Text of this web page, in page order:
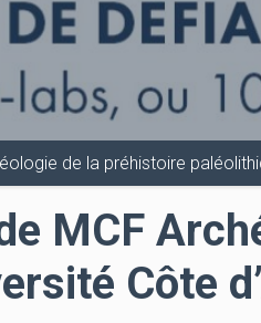
de la préhistoire
MCF
Côte